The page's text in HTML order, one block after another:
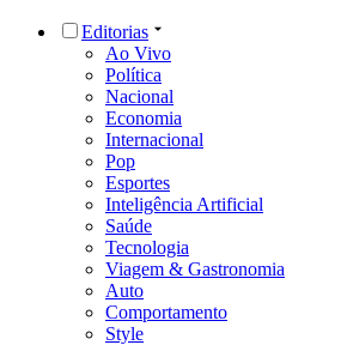
Editorias
Ao Vivo
Política
Nacional
Economia
Internacional
Pop
Esportes
Inteligência Artificial
Saúde
Tecnologia
Viagem & Gastronomia
Auto
Comportamento
Style